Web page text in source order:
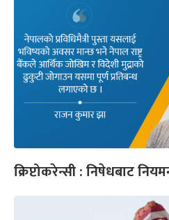
क्रिप्टोकरेन्सी : निषेधबाट